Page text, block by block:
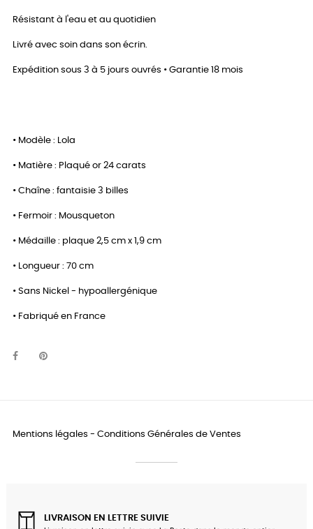
Résistant à l'eau et au quotidien
Livré avec soin dans son écrin.
Expédition sous 3 à 5 jours ouvrés • Garantie 18 mois
• Modèle : Lola
• Matière : Plaqué or 24 carats
• Chaîne : fantaisie 3 billes
• Fermoir : Mousqueton
• Médaille : plaque 2,5 cm x 1,9 cm
• Longueur : 70 cm
• Sans Nickel - hypoallergénique
• Fabriqué en France
Mentions légales - Conditions Générales de Ventes
LIVRAISON EN LETTRE SUIVIE